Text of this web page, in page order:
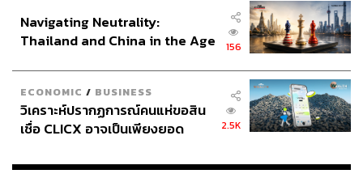
Navigating Neutrality:
Thailand and China in the Age
156
ECONOMIC / BUSINESS
วิเคราะห์ปรากฏการณ์คนแห่ขอสิน
เชื่อ CLICX อาจเป็นเพียงยอด
เรือนไทยที่ถูกซุกไว้
2.5K